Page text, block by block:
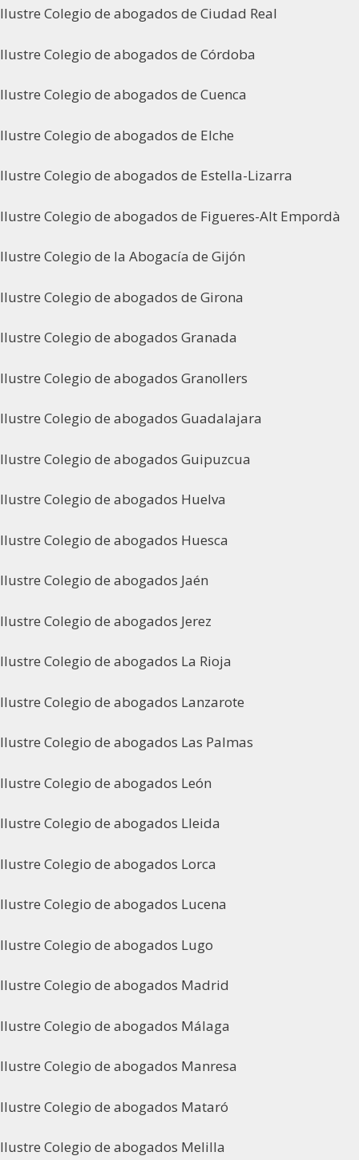
Ilustre Colegio de abogados de Ciudad Real
Ilustre Colegio de abogados de Córdoba
Ilustre Colegio de abogados de Cuenca
Ilustre Colegio de abogados de Elche
Ilustre Colegio de abogados de Estella-Lizarra
Ilustre Colegio de abogados de Figueres-Alt Empordà
Ilustre Colegio de la Abogacía de Gijón
Ilustre Colegio de abogados de Girona
Ilustre Colegio de abogados Granada
Ilustre Colegio de abogados Granollers
Ilustre Colegio de abogados Guadalajara
Ilustre Colegio de abogados Guipuzcua
Ilustre Colegio de abogados Huelva
Ilustre Colegio de abogados Huesca
Ilustre Colegio de abogados Jaén
Ilustre Colegio de abogados Jerez
Ilustre Colegio de abogados La Rioja
Ilustre Colegio de abogados Lanzarote
Ilustre Colegio de abogados Las Palmas
Ilustre Colegio de abogados León
Ilustre Colegio de abogados Lleida
Ilustre Colegio de abogados Lorca
Ilustre Colegio de abogados Lucena
Ilustre Colegio de abogados Lugo
Ilustre Colegio de abogados Madrid
Ilustre Colegio de abogados Málaga
Ilustre Colegio de abogados Manresa
Ilustre Colegio de abogados Mataró
Ilustre Colegio de abogados Melilla